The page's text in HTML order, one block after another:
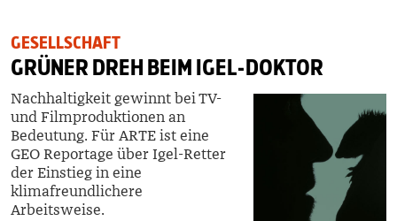
GESELLSCHAFT
GRÜNER DREH BEIM IGEL-DOKTOR
Nachhaltigkeit gewinnt bei TV-
und Filmproduktionen an
Bedeutung. Für ARTE ist eine
GEO Reportage über Igel-Retter
der Einstieg in eine
klimafreundlichere
Arbeitsweise.